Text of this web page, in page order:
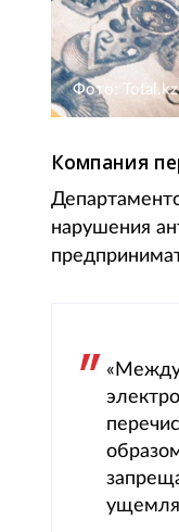
Фото: Total.kz
Компания
нарушения
«Между